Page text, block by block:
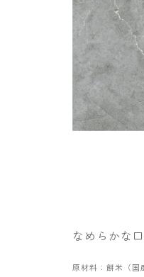
なめらかな
原材料：餅米（国